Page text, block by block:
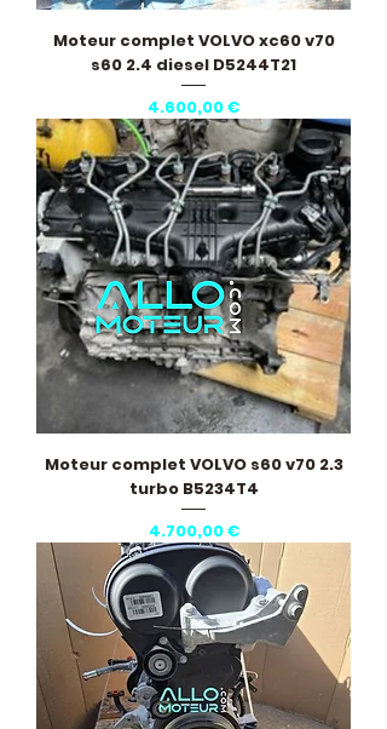
Moteur complet VOLVO xc60 v70
s60 2.4 diesel D5244T21
Pris
4.600,00 €
Moteur complet VOLVO s60 v70 2.3
turbo B5234T4
Pris
4.700,00 €